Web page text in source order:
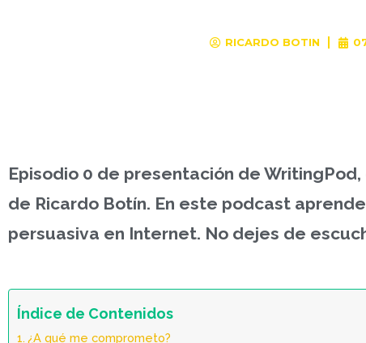
RICARDO BOTIN
Episodio 0 de presentación de
de Ricardo Botín. En este podcast
persuasiva en Internet. No dejes de
Índice de Contenidos
¿A qué me comprometo?